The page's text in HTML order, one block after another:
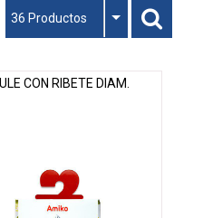
36 Productos
CON RIBETE DIAM.